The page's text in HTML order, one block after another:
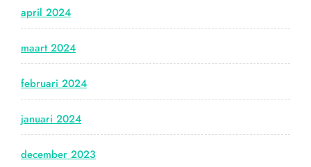
april 2024
maart 2024
februari 2024
januari 2024
december 2023